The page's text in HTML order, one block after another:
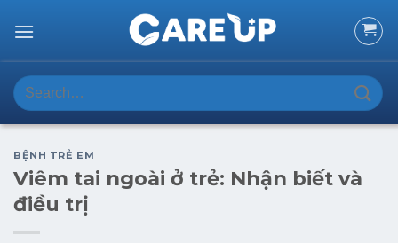
Search
for:
BỆNH TRẺ EM
Viêm tai ngoài ở trẻ: Nhận biết và
điều trị